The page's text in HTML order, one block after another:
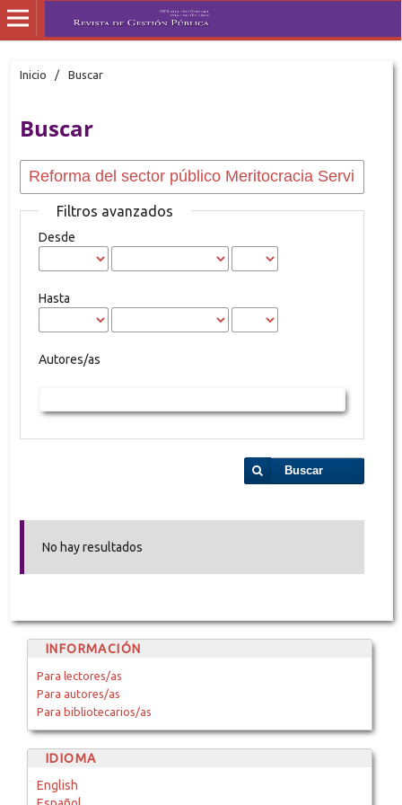
Inicio / Buscar
Buscar
Filtros avanzados
Desde
Hasta
Autores/as
Buscar
No hay resultados
INFORMACIÓN
Para lectores/as
Para autores/as
Para bibliotecarios/as
IDIOMA
English